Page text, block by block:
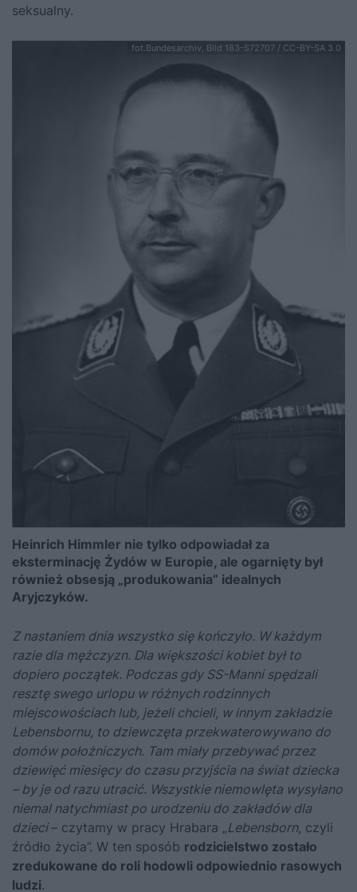
seksualny.
fot.Bundesarchiv, Bild 183-S72707 / CC-BY-SA 3.0
Heinrich Himmler nie tylko odpowiadał za
eksterminację Żydów w Europie, ale ogarnięty był
również obsesją „produkowania” idealnych
Aryjczyków.
Z nastaniem dnia wszystko się kończyło. W każdym
razie dla mężczyzn. Dla większości kobiet był to
dopiero początek. Podczas gdy SS-Manni spędzali
resztę swego urlopu w różnych rodzinnych
miejscowościach lub, jeżeli chcieli, w innym zakładzie
Lebensbornu, to dziewczęta przekwaterowywano do
domów położniczych. Tam miały przebywać przez
dziewięć miesięcy do czasu przyjścia na świat dziecka
– by je od razu utracić. Wszystkie niemowlęta wysyłano
niemal natychmiast po urodzeniu do zakładów dla
dzieci– czytamy w pracy Hrabara „Lebensborn, czyli
źródło życia”. W ten sposób rodzicielstwo zostało
zredukowane do roli hodowli odpowiednio rasowych
ludzi.